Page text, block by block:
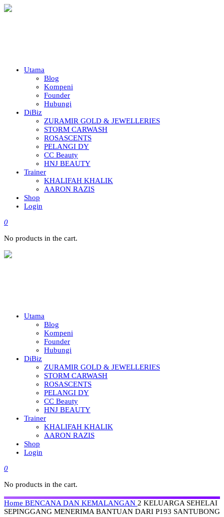
Utama
Blog
Kompeni
Founder
Hubungi
DiBiz
ZURAMIR GOLD & JEWELLERIES
STORM CARWASH
ROSASCENTS
PELANGI DY
CC Beauty
HNJ BEAUTY
Trainer
KHALIFAH KHALIK
AARON RAZIS
Shop
Login
0
No products in the cart.
Utama
Blog
Kompeni
Founder
Hubungi
DiBiz
ZURAMIR GOLD & JEWELLERIES
STORM CARWASH
ROSASCENTS
PELANGI DY
CC Beauty
HNJ BEAUTY
Trainer
KHALIFAH KHALIK
AARON RAZIS
Shop
Login
0
No products in the cart.
Home BENCANA DAN KEMALANGAN 2 KELUARGA SEHELAI
SEPINGGANG MENERIMA BANTUAN DARI P193 SANTUBONG